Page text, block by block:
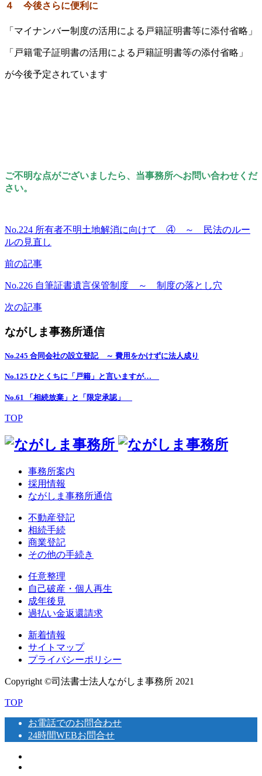
４ 今後さらに便利に
「マイナンバー制度の活用による戸籍証明書等に添付省略」
「戸籍電子証明書の活用による戸籍証明書等の添付省略」
が今後予定されています
ご不明な点がございましたら、当事務所へお問い合わせくだ
さい。
No.224 所有者不明土地解消に向けて ④ ～ 民法のルー
ルの見直し
前の記事
No.226 自筆証書遺言保管制度 ～ 制度の落とし穴
次の記事
ながしま事務所通信
No.245 合同会社の設立登記 ～ 費用をかけずに法人成り
No.125 ひとくちに「戸籍」と言いますが…
No.61 「相続放棄」と「限定承認」
TOP
事務所案内
採用情報
ながしま事務所通信
不動産登記
相続手続
商業登記
その他の手続き
任意整理
自己破産・個人再生
成年後見
過払い金返還請求
新着情報
サイトマップ
プライバシーポリシー
Copyright ©司法書士法人ながしま事務所 2021
TOP
お電話でのお問合わせ
24時間WEBお問合せ